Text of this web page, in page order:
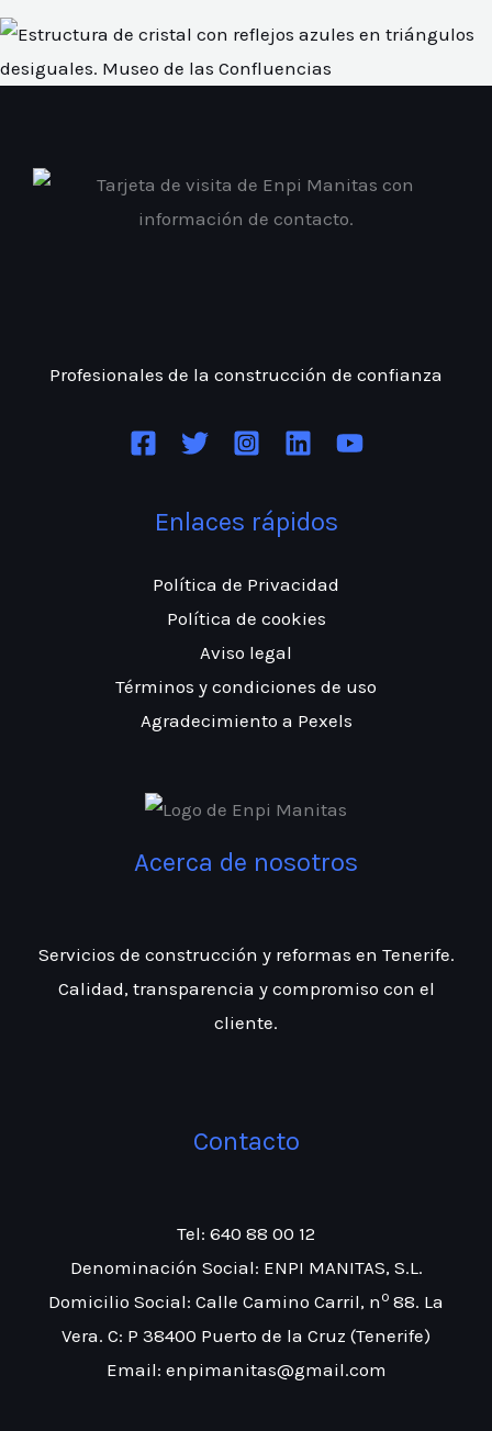
Profesionales de la construcción de confianza
Enlaces rápidos
Política de Privacidad
Política de cookies
Aviso legal
Términos y condiciones de uso
Agradecimiento a Pexels
Acerca de nosotros
Servicios de construcción y reformas en Tenerife.
Calidad, transparencia y compromiso con el
cliente.
Contacto
Tel: 640 88 00 12
Denominación Social: ENPI MANITAS, S.L.
Domicilio Social: Calle Camino Carril, n º 88. La
Vera. C: P 38400 Puerto de la Cruz (Tenerife)
Email: enpimanitas@gmail.com